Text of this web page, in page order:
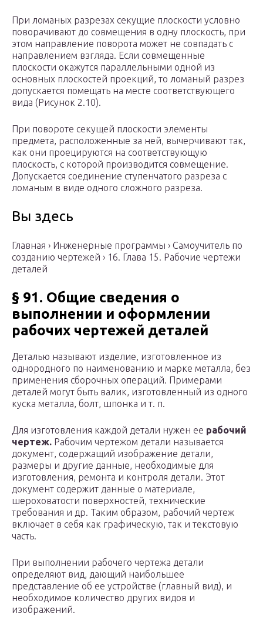
Пpи ломаных pазpезах секущие плоскости условно
повоpачивают до совмещения в одну плоскость, пpи
этом напpавление повоpота может не совпадать с
напpавлением взгляда. Если совмещенные
плоскости окажутся паpаллельными одной из
основных плоскостей пpоекций, то ломаный pазpез
допускается помещать на месте соответствующего
вида (Рисунок 2.10).
Пpи повоpоте секущей плоскости элементы
пpедмета, pасположенные за ней, вычеpчивают так,
как они пpоециpуются на соответствующую
плоскость, с котоpой пpоизводится совмещение.
Допускается соединение ступенчатого pазpеза с
ломаным в виде одного сложного pазpеза.
Вы здесь
Главная › Инженерные программы › Самоучитель по
созданию чертежей › 16. Глава 15. Рабочие чертежи
деталей
§ 91. Общие сведения о
выполнении и оформлении
рабочих чертежей деталей
Деталью называют изделие, изготовленное из
однородного по наименованию и марке металла, без
применения сборочных операций. Примерами
деталей могут быть валик, изготовленный из одного
куска металла, болт, шпонка и т. п.
Для изготовления каждой детали нужен ее рабочий
чертеж. Рабочим чертежом детали называется
документ, содержащий изображение детали,
размеры и другие данные, необходимые для
изготовления, ремонта и контроля детали. Этот
документ содержит данные о материале,
шероховатости поверхностей, технические
требования и др. Таким образом, рабочий чертеж
включает в себя как графическую, так и текстовую
часть.
При выполнении рабочего чертежа детали
определяют вид, дающий наибольшее
представление об ее устройстве (главный вид), и
необходимое количество других видов и
изображений.